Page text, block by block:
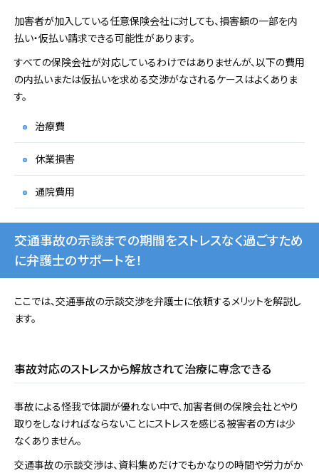
加害者が加入している任意保険会社に対しても、損害額の一部を内
払い・仮払い請求できる可能性があります。
すべての保険会社が対応しているわけではありませんが、以下の費用
の内払いまたは仮払いを求める交渉がなされるケースはよくありま
す。
治療費
休業損害
通院費用
交通事故の示談までの期間をストレスなく過ごすため
に弁護士のサポートを！
ここでは、交通事故の示談交渉を弁護士に依頼するメリットを解説し
ます。
事故対応のストレスから解放されて治療に専念できる
事故による怪我で体調が優れない中で、加害者側の保険会社とやり
取りをしなければならないことにストレスを感じる被害者の方は少
なくありません。
交通事故の示談交渉は、資料集めだけでもかなりの時間や労力がか